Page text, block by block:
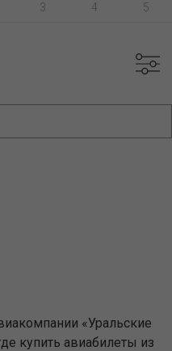
3 4 5
«Уральские
купить авиабилеты из